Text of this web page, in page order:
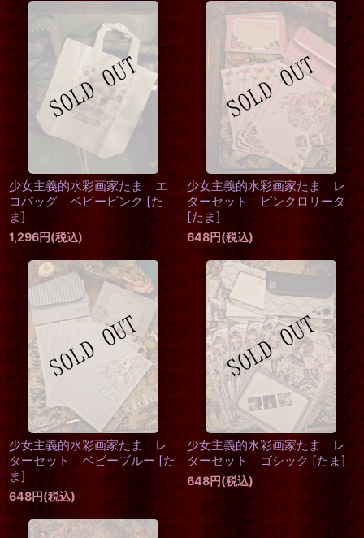
少女主義的水彩画家たま エ
コバッグ ベビーピンク [た
ま]
1,296円(税込)
少女主義的水彩画家たま レ
ターセット ピンクロリータ
[たま]
648円(税込)
少女主義的水彩画家たま レ
ターセット ベビーブルー [た
ま]
648円(税込)
少女主義的水彩画家たま レ
ターセット ゴシック [たま]
648円(税込)